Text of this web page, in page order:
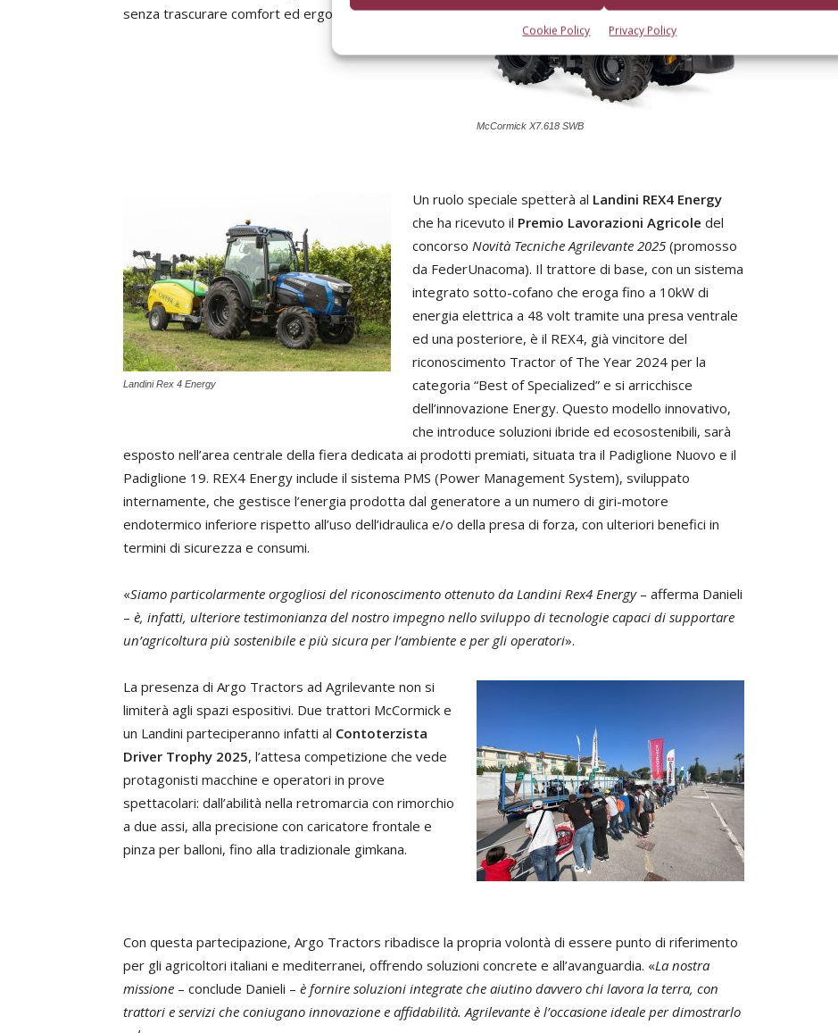
Cookie Policy Privacy Policy
McCormick X7.618 SWB
senza trascurare comfort ed ergonomia in cabina.
Landini Rex 4 Energy
Un ruolo speciale spetterà al Landini REX4 Energy
che ha ricevuto il Premio Lavorazioni Agricole del
concorso Novità Tecniche Agrilevante 2025 (promosso
da FederUnacoma). Il trattore di base, con un sistema
integrato sotto-cofano che eroga fino a 10kW di
energia elettrica a 48 volt tramite una presa ventrale
ed una posteriore, è il REX4, già vincitore del
riconoscimento Tractor of The Year 2024 per la
categoria “Best of Specialized” e si arricchisce
dell’innovazione Energy. Questo modello innovativo,
che introduce soluzioni ibride ed ecosostenibili, sarà
esposto nell’area centrale della fiera dedicata ai prodotti premiati, situata tra il Padiglione Nuovo e il
Padiglione 19. REX4 Energy include il sistema PMS (Power Management System), sviluppato
internamente, che gestisce l’energia prodotta dal generatore a un numero di giri-motore
endotermico inferiore rispetto all’uso dell’idraulica e/o della presa di forza, con ulteriori benefici in
termini di sicurezza e consumi.
«Siamo particolarmente orgogliosi del riconoscimento ottenuto da Landini Rex4 Energy– afferma Danieli
– è, infatti, ulteriore testimonianza del nostro impegno nello sviluppo di tecnologie capaci di supportare
un’agricoltura più sostenibile e più sicura per l’ambiente e per gli operatori».
La presenza di Argo Tractors ad Agrilevante non si
limiterà agli spazi espositivi. Due trattori McCormick e
un Landini parteciperanno infatti al Contoterzista
Driver Trophy 2025, l’attesa competizione che vede
protagonisti macchine e operatori in prove
spettacolari: dall’abilità nella retromarcia con rimorchio
a due assi, alla precisione con caricatore frontale e
pinza per balloni, fino alla tradizionale gimkana.
Con questa partecipazione, Argo Tractors ribadisce la propria volontà di essere punto di riferimento
per gli agricoltori italiani e mediterranei, offrendo soluzioni concrete e all’avanguardia. «La nostra
missione – conclude Danieli – è fornire soluzioni integrate che aiutino davvero chi lavora la terra, con
trattori e servizi che coniugano innovazione e affidabilità. Agrilevante è l’occasione ideale per dimostrarlo